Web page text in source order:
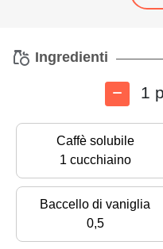
Ingredienti
1
Caffè solubile
1 cucchiaino
Baccello di vaniglia
0,5